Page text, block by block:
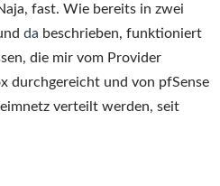
fast. Wie bereits in zwei
da beschrieben, funktioniert
die mir vom Provider
durchgereicht und von pfSense
verteilt werden, seit